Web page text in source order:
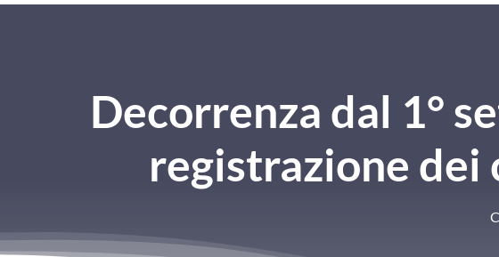
Decorrenza dal 1°
registrazione